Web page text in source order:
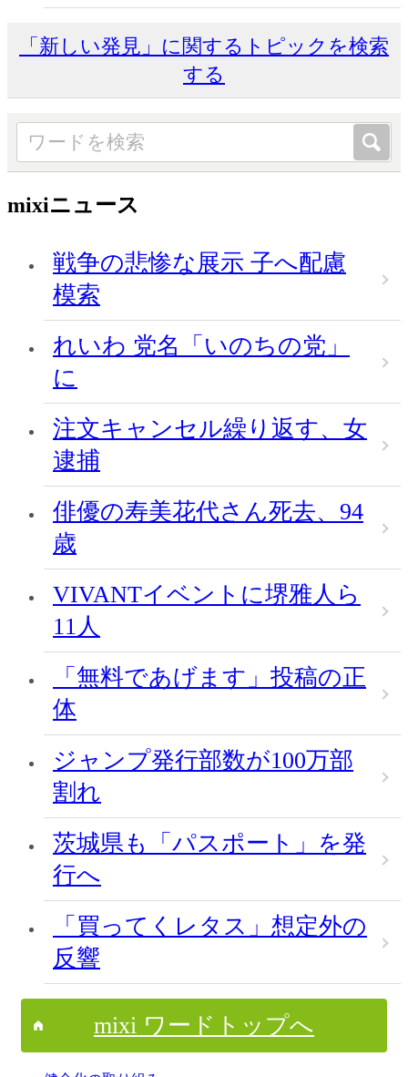
「新しい発見」に関するトピックを検索
する
mixiニュース
戦争の悲惨な展示 子へ配慮
模索
れいわ 党名「いのちの党」
に
注文キャンセル繰り返す、女
逮捕
俳優の寿美花代さん死去、94
歳
VIVANTイベントに堺雅人ら
11人
「無料であげます」投稿の正
体
ジャンプ発行部数が100万部
割れ
茨城県も「パスポート」を発
行へ
「買ってくレタス」想定外の
反響
mixi ワードトップへ